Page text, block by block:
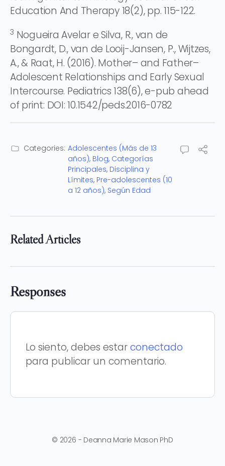
Education And Therapy 18(2), pp. 115-122.
3 Nogueira Avelar e Silva, R., van de
Bongardt, D., van de Looij-Jansen, P., Wijtzes,
A., & Raat, H. (2016). Mother– and Father–
Adolescent Relationships and Early Sexual
Intercourse. Pediatrics 138(6), e-pub ahead
of print: DOI: 10.1542/peds.2016-0782
Categories: Adolescentes (Más de 13
años), Blog, Categorías
Principales, Disciplina y
Límites, Pre-adolescentes (10
a 12 años), Según Edad
Related Articles
Responses
Lo siento, debes estarconectado
para publicar un comentario.
© 2026 - Deanna Marie Mason PhD